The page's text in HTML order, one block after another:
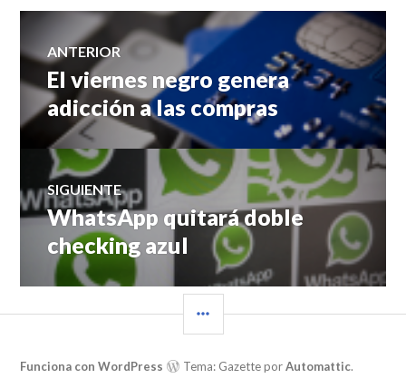
Navegación
de
entradas
ANTERIOR
Entrada
anterior:
El viernes negro genera
adicción a las compras
SIGUIENTE
Entrada
siguiente:
WhatsApp quitará doble
checking azul
LATERAL
Funciona con WordPress Tema: Gazette porAutomattic.